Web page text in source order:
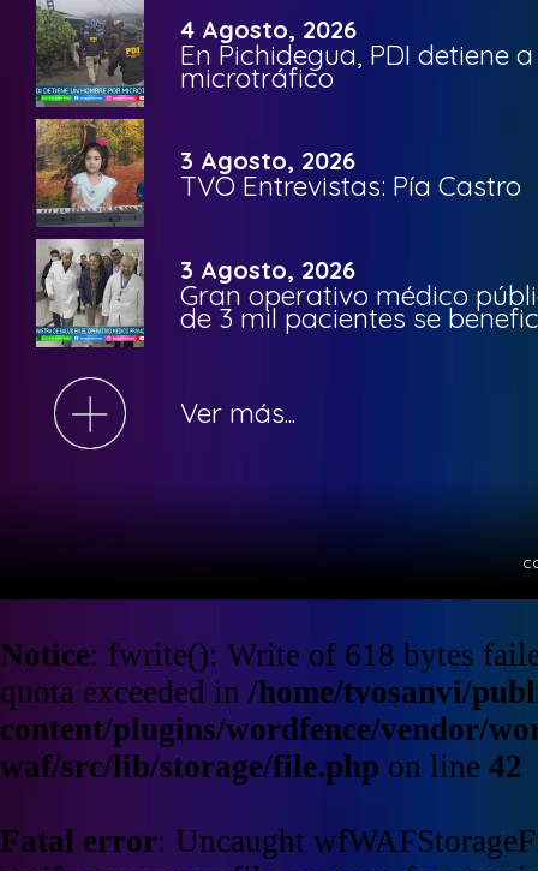
4 Agosto, 2026
En Pichidegua, PDI detiene
microtráfico
3 Agosto, 2026
TVO Entrevistas: Pía Castro
3 Agosto, 2026
Gran operativo médico
de 3 mil pacientes se
Ver más...
Notice: fwrite(): Write of 618 bytes
quota exceeded in /home/tvosanvi/
content/plugins/wordfence/vendor/
waf/src/lib/storage/file.php on line 42
Fatal error: Uncaught